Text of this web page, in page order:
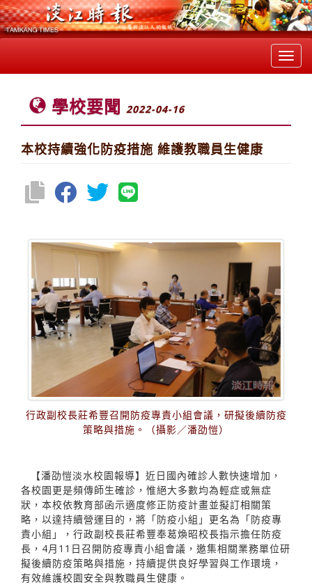
學校要聞 2022-04-16
本校持續強化防疫措施 維護教職員生健康
行政副校長莊希豐召開防疫專責小組會議，研擬後續防疫
策略與措施。（攝影／潘劭愷）
【潘劭愷淡水校園報導】近日國內確診人數快速增加，
各校園更是頻傳師生確診，惟絕大多數均為輕症或無症
狀，本校依教育部函示適度修正防疫計畫並擬訂相關策
略，以達持續營運目的，將「防疫小組」更名為「防疫專
責小組」，行政副校長莊希豐奉葛煥昭校長指示擔任防疫
長，4月11日召開防疫專責小組會議，邀集相關業務單位研
擬後續防疫策略與措施，持續提供良好學習與工作環境，
有效維護校園安全與教職員生健康。